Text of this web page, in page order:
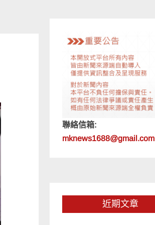
聯絡信箱:
mknews1688@gmail.com
近期文章